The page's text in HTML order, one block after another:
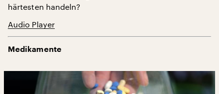
härtesten handeln?
Audio Player
Medikamente